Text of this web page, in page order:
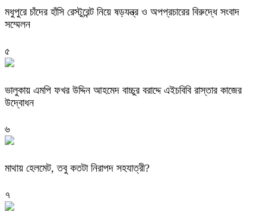
মধুপুরে চাঁদের হাঁসি রেস্টুরেন্ট নিয়ে ষড়যন্ত্র ও অপপ্রচারের বিরুদ্ধে সংবাদ
সম্মেলন
৫
ভালুকায় এমপি ফখর উদ্দিন আহমেদ বাচ্চুর বরাদ্দে এইচবিবি রাস্তার কাজের
উদ্বোধন
৬
মাথায় হেলমেট, তবু কতটা নিরাপদ সহযাত্রী?
৭